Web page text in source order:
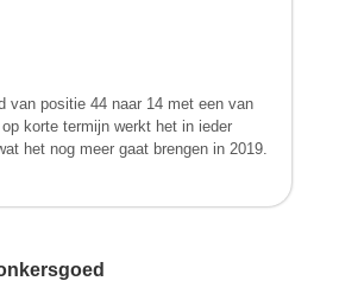
van positie 44 naar 14 met een van
korte termijn werkt het in ieder
het nog meer gaat brengen in 2019.